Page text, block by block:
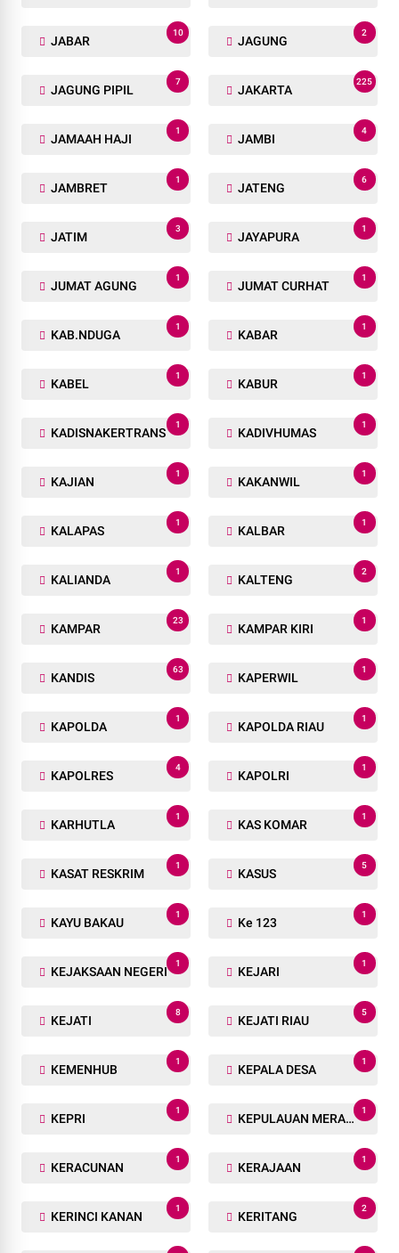
JABAR
10
JAGUNG
2
JAGUNG PIPIL
7
JAKARTA
225
JAMAAH HAJI
1
JAMBI
4
JAMBRET
1
JATENG
6
JATIM
3
JAYAPURA
1
JUMAT AGUNG
1
JUMAT CURHAT
1
KAB.NDUGA
1
KABAR
1
KABEL
1
KABUR
1
KADISNAKERTRANS
1
KADIVHUMAS
1
KAJIAN
1
KAKANWIL
1
KALAPAS
1
KALBAR
1
KALIANDA
1
KALTENG
2
KAMPAR
23
KAMPAR KIRI
1
KANDIS
63
KAPERWIL
1
KAPOLDA
1
KAPOLDA RIAU
1
KAPOLRES
4
KAPOLRI
1
KARHUTLA
1
KAS KOMAR
1
KASAT RESKRIM
1
KASUS
5
KAYU BAKAU
1
Ke 123
1
KEJAKSAAN NEGERI
1
KEJARI
1
KEJATI
8
KEJATI RIAU
5
KEMENHUB
1
KEPALA DESA
1
KEPRI
1
KEPULAUAN MERANTI
1
KERACUNAN
1
KERAJAAN
1
KERINCI KANAN
1
KERITANG
2